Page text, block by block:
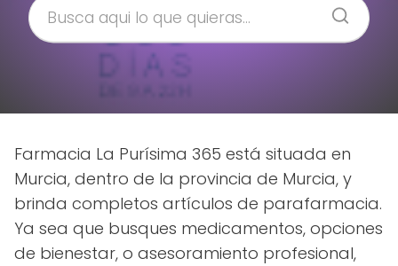
Farmacia La Purísima 365 está situada en
Murcia, dentro de la provincia de Murcia, y
brinda completos artículos de parafarmacia.
Ya sea que busques medicamentos, opciones
de bienestar, o asesoramiento profesional,